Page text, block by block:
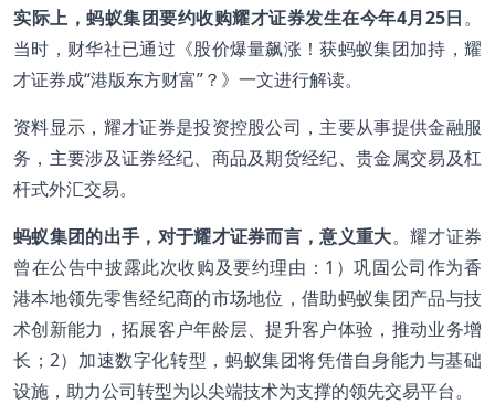
实际上，蚂蚁集团要约收购耀才证券发生在今年4月25日。
当时，财华社已通过《股价爆量飙涨！获蚂蚁集团加持，耀
才证券成“港版东方财富”？》一文进行解读。
资料显示，耀才证券是投资控股公司，主要从事提供金融服
务，主要涉及证券经纪、商品及期货经纪、贵金属交易及杠
杆式外汇交易。
蚂蚁集团的出手，对于耀才证券而言，意义重大。耀才证券
曾在公告中披露此次收购及要约理由：1）巩固公司作为香
港本地领先零售经纪商的市场地位，借助蚂蚁集团产品与技
术创新能力，拓展客户年龄层、提升客户体验，推动业务增
长；2）加速数字化转型，蚂蚁集团将凭借自身能力与基础
设施，助力公司转型为以尖端技术为支撑的领先交易平台。